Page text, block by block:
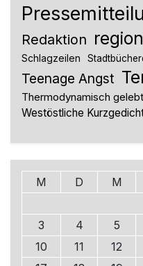
Redaktion
Schlagzeilen
Teenage Angst
Thermodynamisch gelebt
Westöstliche
M D M
3
4 5
10
11 12